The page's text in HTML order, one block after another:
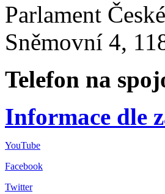
Parlament
Sněmovní 4,
Telefon na
Informace dle
YouTube
Facebook
Twitter